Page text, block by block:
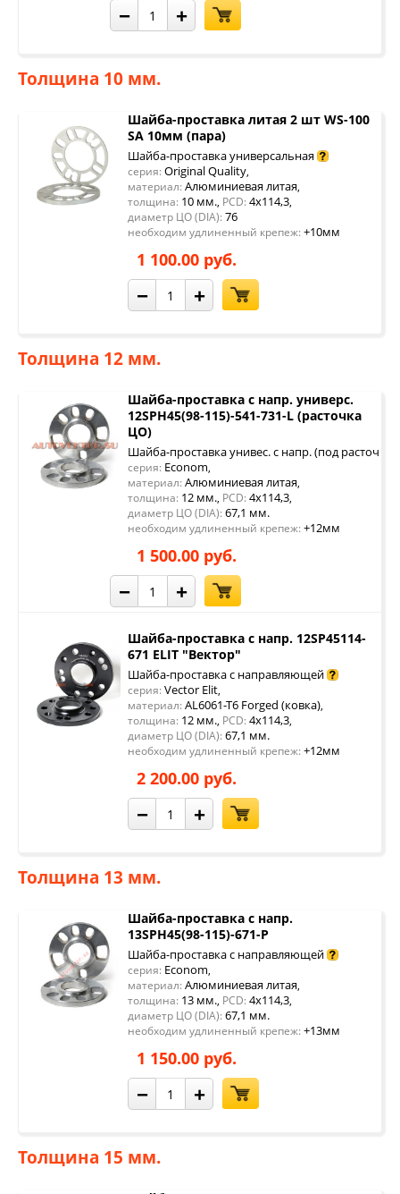
− +
Толщина 10 мм.
Шайба-проставка литая 2 шт WS-100
SA 10мм (пара)
Шайба-проставка универсальная
серия: Original Quality,
материал: Алюминиевая литая,
толщина: 10 мм., PCD: 4x114,3,
диаметр ЦО (DIA): 76
необходим удлиненный крепеж: +10мм
1 100.00 руб.
− +
Толщина 12 мм.
Шайба-проставка с напр. универс.
12SPH45(98-115)-541-731-L (расточка
ЦО)
Шайба-проставка унивес. с напр. (под расточку
серия: Econom,
материал: Алюминиевая литая,
толщина: 12 мм., PCD: 4x114,3,
диаметр ЦО (DIA): 67,1 мм.
необходим удлиненный крепеж: +12мм
1 500.00 руб.
− +
Шайба-проставка с напр. 12SP45114-
671 ELIT "Вектор"
Шайба-проставка с направляющей
серия: Vector Elit,
материал: AL6061-T6 Forged (ковка),
толщина: 12 мм., PCD: 4x114,3,
диаметр ЦО (DIA): 67,1 мм.
необходим удлиненный крепеж: +12мм
2 200.00 руб.
− +
Толщина 13 мм.
Шайба-проставка с напр.
13SPH45(98-115)-671-P
Шайба-проставка с направляющей
серия: Econom,
материал: Алюминиевая литая,
толщина: 13 мм., PCD: 4x114,3,
диаметр ЦО (DIA): 67,1 мм.
необходим удлиненный крепеж: +13мм
1 150.00 руб.
− +
Толщина 15 мм.